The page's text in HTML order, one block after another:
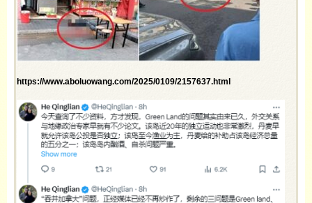
https://www.aboluowang.com/2025/0109/2157637.html